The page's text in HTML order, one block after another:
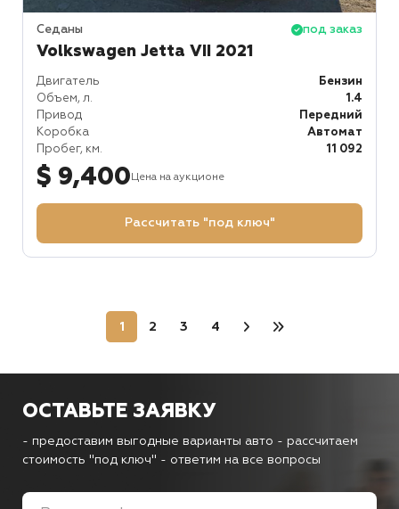
Седаны под заказ
Volkswagen Jetta VII 2021
Двигатель
Бензин
Объем, л.
1.4
Привод
Передний
Коробка
Автомат
Пробег, км.
11 092
$ 9,400 Цена на аукционе
Рассчитать "под ключ"
1 2 3 4
ОСТАВЬТЕ ЗАЯВКУ
- предоставим выгодные варианты авто - рассчитаем
стоимость "под ключ" - ответим на все вопросы